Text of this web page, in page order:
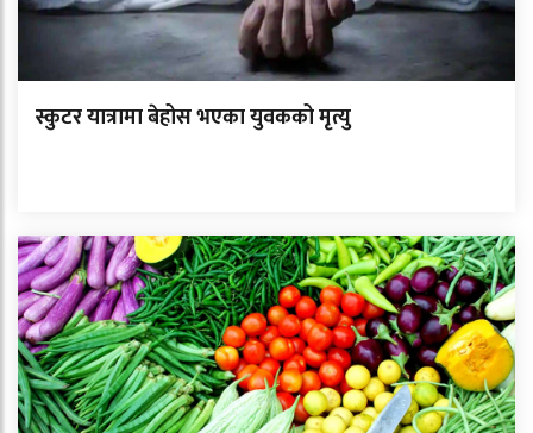
स्कुटर यात्रामा बेहोस भएका युवकको मृत्यु